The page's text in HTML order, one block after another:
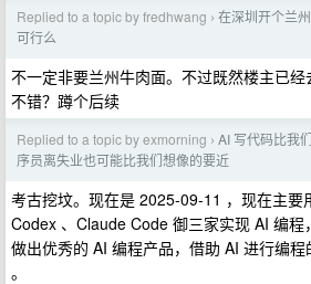
Replied to a topic by fredhwang › 在深圳开个兰
可行么
不一定非要兰州牛肉面。不过既然楼主已
不错？蹲个后续
Replied to a topic by exmorning › AI 写代码比我
序员离失业也可能比我们想像的要近
考古挖坟。现在是 2025-09-11 ，现在主要
Codex 、Claude Code 御三家实现 AI 编
做出优秀的 AI 编程产品，借助 AI 进行编
。